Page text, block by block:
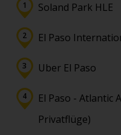
Soland Park HLE
El Paso
Uber El Paso
El Paso - Atlantic
Privatflüge)